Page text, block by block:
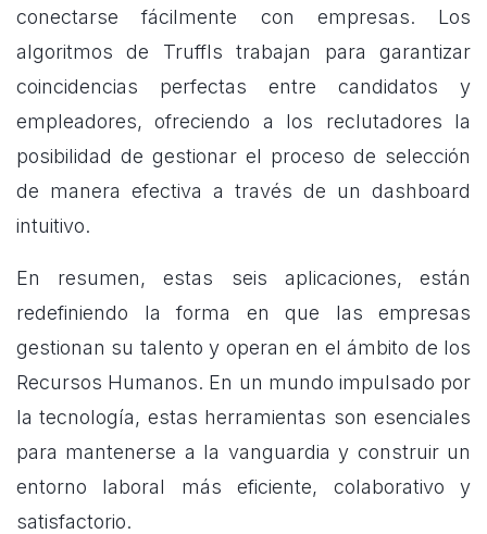
conectarse fácilmente con empresas. Los
algoritmos de Truffls trabajan para garantizar
coincidencias perfectas entre candidatos y
empleadores, ofreciendo a los reclutadores la
posibilidad de gestionar el proceso de selección
de manera efectiva a través de un dashboard
intuitivo.
En resumen, estas seis aplicaciones, están
redefiniendo la forma en que las empresas
gestionan su talento y operan en el ámbito de los
Recursos Humanos. En un mundo impulsado por
latecnología, estas herramientas son esenciales
para mantenerse a la vanguardia y construir un
entorno laboral más eficiente, colaborativo y
satisfactorio.